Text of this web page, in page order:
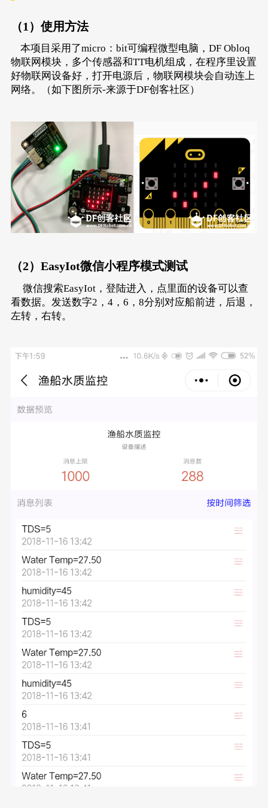
（1）使用方法
本项目采用了micro：bit可编程微型电脑，DF Obloq
物联网模块，多个传感器和TT电机组成，在程序里设置
好物联网设备好，打开电源后，物联网模块会自动连上
网络。（如下图所示-来源于DF创客社区）
（2）EasyIot微信小程序模式测试
微信搜索EasyIot，登陆进入，点里面的设备可以查
看数据。发送数字2，4，6，8分别对应船前进，后退，
左转，右转。